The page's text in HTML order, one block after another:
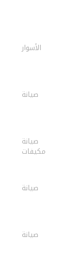
الأسوار
صيانة
صيانة
مكيفات
صيانة
صيانة